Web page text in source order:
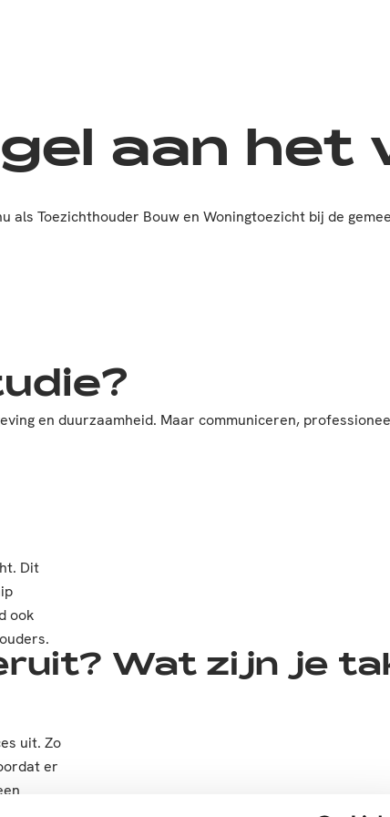
aan het
als Toezichthouder Bouw en Woningtoezicht bij de
en duurzaamheid. Maar communiceren,
Dit
ook
Wat zijn je
uit. Zo
er